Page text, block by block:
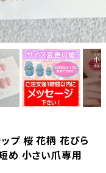
プ 桜 花柄 花びら
め 小さい爪専用